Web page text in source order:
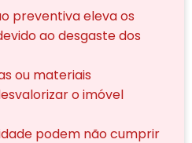
preventiva eleva os
ao desgaste dos
ou materiais
o imóvel
podem não cumprir